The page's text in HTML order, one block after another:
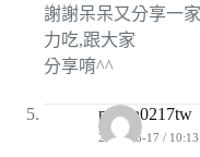
謝謝呆呆又分享一
力吃,跟大家
分享唷^^
panda0217tw
2008-06-17 /